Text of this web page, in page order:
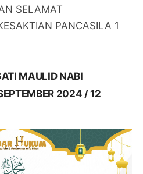
SELAMAT
PANCASILA 1
MAULID NABI
2024 / 12